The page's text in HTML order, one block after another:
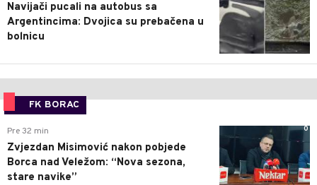
Navijači pucali na autobus sa
Argentincima: Dvojica su prebačena u
bolnicu
FK BORAC
0
Pre 32 min
Zvjezdan Misimović nakon pobjede
Borca nad Veležom: “Nova sezona,
stare navike”